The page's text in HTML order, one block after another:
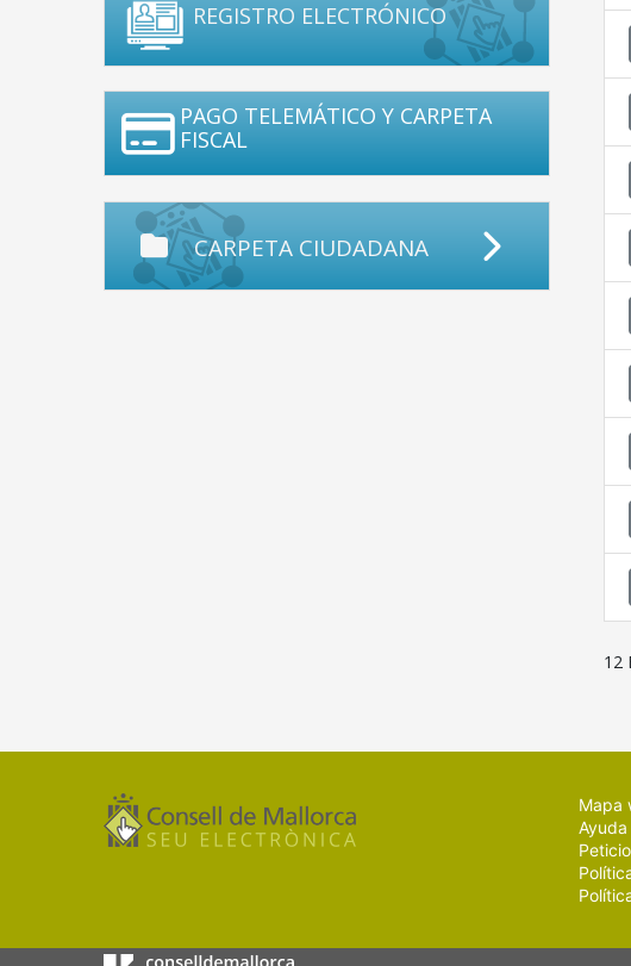
REGISTRO ELECTRÓNICO
PAGO TELEMÁTICO Y CARPETA
FISCAL
CARPETA CIUDADANA
12
Mapa
Ayuda